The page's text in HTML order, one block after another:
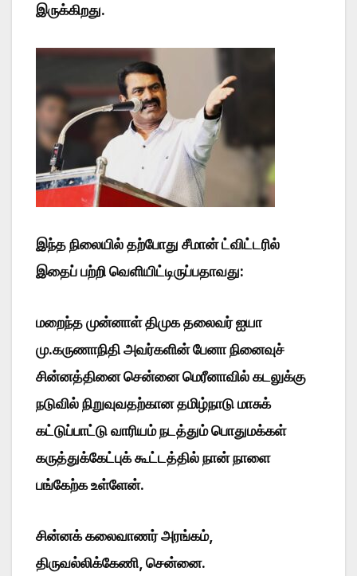
இருக்கிறது.
இந்த நிலையில் தற்போது சீமான் ட்விட்டரில்
இதைப் பற்றி வெளியிட்டிருப்பதாவது:
மறைந்த முன்னாள் திமுக தலைவர் ஐயா
மு.கருணாநிதி அவர்களின் பேனா நினைவுச்
சின்னத்தினை சென்னை மெரீனாவில் கடலுக்கு
நடுவில் நிறுவுவதற்கான தமிழ்நாடு மாசுக்
கட்டுப்பாட்டு வாரியம் நடத்தும் பொதுமக்கள்
கருத்துக்கேட்புக் கூட்டத்தில் நான் நாளை
பங்கேற்க உள்ளேன்.
சின்னக் கலைவாணர் அரங்கம்,
திருவல்லிக்கேணி, சென்னை.